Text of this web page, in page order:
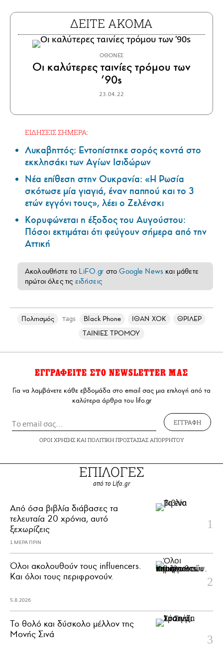
ΔΕΙΤΕ ΑΚΟΜΑ
ΟΘΟΝΕΣ
Οι καλύτερες ταινίες τρόμου των
’90s
23.04.22
ΕΙΔΗΣΕΙΣ ΣΗΜΕΡΑ:
Λυκαβηττός: Εντοπίστηκε σορός κοντά στο
εκκλησάκι των Αγίων Ισιδώρων
Νέα επίθεση στην Ουκρανία: «Η Ρωσία
σκότωσε μία γιαγιά, έναν παππού και το 3
ετών εγγόνι τους», λέει ο Ζελένσκι
Κορυφώνεται η έξοδος του Αυγούστου:
Πόσοι εκτιμάται ότι φεύγουν σήμερα από την
Αττική
Ακολουθήστε το LiFO.gr στοGoogle News και μάθετε
πρώτοι όλες τις ειδήσεις
Πολιτισμός Tags Black Phone ΙΘΑΝ ΧΟΚ
ΘΡΙΛΕΡ
ΤΑΙΝΙΕΣ ΤΡΟΜΟΥ
ΕΓΓΡΑΦΕΙΤΕ ΣΤΟ NEWSLETTER ΜΑΣ
Για να λαμβάνετε κάθε εβδομάδα στο email σας μια επιλογή από τα
καλύτερα άρθρα του lifo.gr
ΕΓΓΡΑΦΗ
ΟΡΟΙ ΧΡΗΣΗΣΚΑΙ ΠΟΛΙΤΙΚΗ ΠΡΟΣΤΑΣΙΑΣ ΑΠΟΡΡΗΤΟΥ
ΕΠΙΛΟΓΕΣ
από το Lifo.gr
Από όσα βιβλία διάβασες τα
τελευταία 20 χρόνια, αυτό
ξεχωρίζεις
1 ΜΕΡΑ ΠΡΙΝ
Όλοι ακολουθούν τους influencers.
Και όλοι τους περιφρονούν.
5.8.2026
Το θολό και δύσκολο μέλλον της
Μονής Σινά